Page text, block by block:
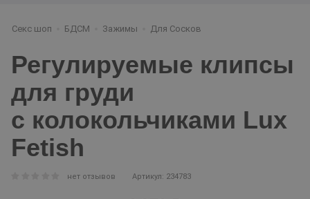
Секс шоп БДСМ Зажимы Для Сосков
Регулируемые клипсы
для груди
с колокольчиками Lux
Fetish
нет отзывов Артикул: 234783